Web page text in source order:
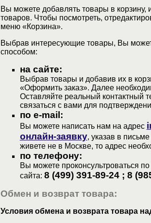
Вы можете добавлять товары в корзину,
товаров. Чтобы посмотреть,
меню «Корзина».
Выбрав интересующие товары, Вы
способом:
на сайте:
Выбрав товары и добавив их в
«Оформить заказ». Далее
Оставляйте реальный контактный
связаться с вами для
по e-mail:
Вы можете написать нам на адрес
онлайн-заявку, указав в
живете не в Москве, то адрес
по телефону:
Вы можете проконсультроваться
сайта: 8 (499) 391-89-24 ; 8
Обмен и возврат товара:
Условия обмена и возврата товара